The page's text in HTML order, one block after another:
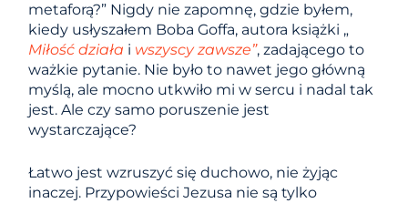
metaforą?” Nigdy nie zapomnę, gdzie byłem,
kiedy usłyszałem Boba Goffa, autora książki „
Miłość działa i wszyscy zawsze”, zadającego to
ważkie pytanie. Nie było to nawet jego główną
myślą, ale mocno utkwiło mi w sercu i nadal tak
jest. Ale czy samo poruszenie jest
wystarczające?
Łatwo jest wzruszyć się duchowo, nie żyjąc
inaczej. Przypowieści Jezusa nie są tylko